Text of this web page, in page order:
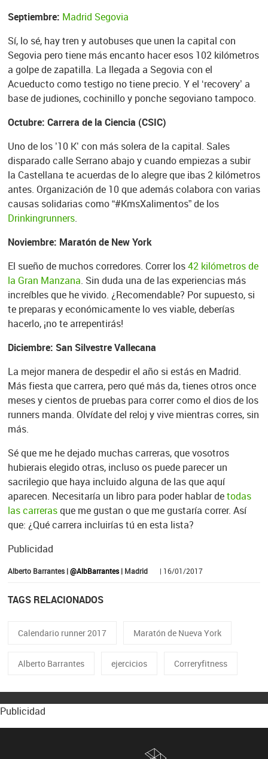
Septiembre: Madrid Segovia
Sí, lo sé, hay tren y autobuses que unen la capital con
Segovia pero tiene más encanto hacer esos 102 kilómetros
a golpe de zapatilla. La llegada a Segovia con el
Acueducto como testigo no tiene precio. Y el ‘recovery’ a
base de judiones, cochinillo y ponche segoviano tampoco.
Octubre: Carrera de la Ciencia (CSIC)
Uno de los ’10 K’ con más solera de la capital. Sales
disparado calle Serrano abajo y cuando empiezas a subir
la Castellana te acuerdas de lo alegre que ibas 2 kilómetros
antes. Organización de 10 que además colabora con varias
causas solidarias como “#KmsXalimentos” de los
Drinkingrunners.
Noviembre: Maratón de New York
El sueño de muchos corredores. Correr los42 kilómetros de
la Gran Manzana. Sin duda una de las experiencias más
increíbles que he vivido. ¿Recomendable? Por supuesto, si
te preparas y económicamente lo ves viable, deberías
hacerlo, ¡no te arrepentirás!
Diciembre: San Silvestre Vallecana
La mejor manera de despedir el año si estás en Madrid.
Más fiesta que carrera, pero qué más da, tienes otros once
meses y cientos de pruebas para correr como el dios de los
runners manda. Olvídate del reloj y vive mientras corres, sin
más.
Sé que me he dejado muchas carreras, que vosotros
hubierais elegido otras, incluso os puede parecer un
sacrilegio que haya incluido alguna de las que aquí
aparecen. Necesitaría un libro para poder hablar detodas
las carrerasque me gustan o que me gustaría correr. Así
que: ¿Qué carrera incluirías tú en esta lista?
Publicidad
Alberto Barrantes |@AlbBarrantes| Madrid | 16/01/2017
TAGS RELACIONADOS
Calendario runner 2017 Maratón de Nueva York
Alberto Barrantes ejercicios Correryfitness
Publicidad